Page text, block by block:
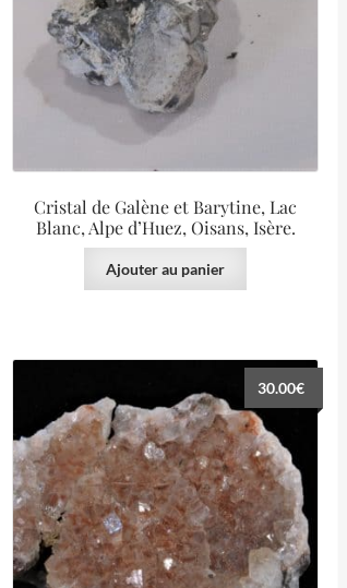
Cristal de Galène et Barytine, Lac
Blanc, Alpe d’Huez, Oisans, Isère.
Ajouter au panier
30.00€